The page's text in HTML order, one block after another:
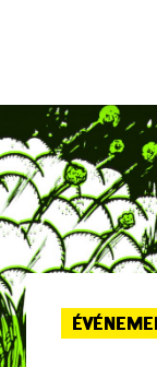
Panneau de